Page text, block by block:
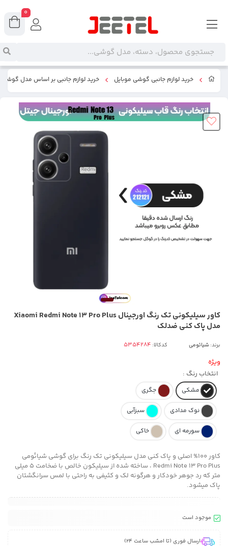
خرید لوازم جانبی گوشی موبایل خرید لوازم جانبی بر اساس مدل گوشی
کاور سیلیکونی تک رنگ اورجینال Xiaomi Redmi Note 13 Pro Plus
مدل پاک کنی ضدلک
برند: شیائومی کدکالا:
ویژه
انتخاب رنگ :
مشکی جگری
نوک مدادی سبزآبی
سورمه ای خاکی
کاور 100% اصلی و پاک کنی مدل سیلیکونی تک رنگ برای گوشی شیائومی
Redmi Note 13 Pro Plus ، ساخته شده از سیلیکون خالص با ضخامت 5 میلی
متر که رد جوهر خودکار و هرگونه لک و کثیفی به راحتی با لمس سرانگشتان
پاک میشود.
موجود است
ارسال فوری (تا امشب ساعت 24)
0